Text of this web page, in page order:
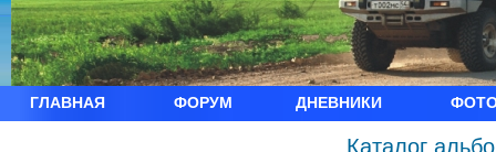
ГЛАВНАЯ ФОРУМ ДНЕВНИКИ
Каталог